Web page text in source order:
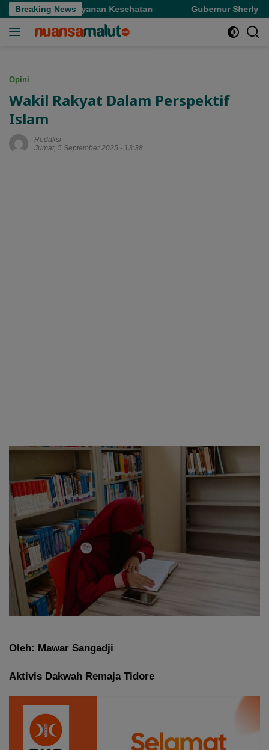
Langsung
ke
Breaking News
Layanan Kesehatan Gubernur Sherly Tinjau
Opini
Wakil Rakyat Dalam Perspektif
Islam
Redaksi
Jumat, 5 September 2025 - 13:38
Oleh: Mawar Sangadji
Aktivis Dakwah Remaja Tidore